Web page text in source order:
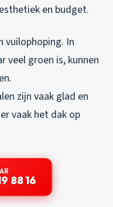
en budget.
vuilophoping. In
veel groen is, kunnen
zijn vaak glad en
vaak het dak op
88 16